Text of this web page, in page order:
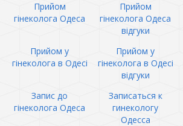
Прийом
гінеколога Одеса
Прийом
гінеколога Одеса
відгуки
Прийом у
гінеколога в Одесі
Прийом у
гінеколога в Одесі
відгуки
Запис до
гінеколога Одеса
Записаться к
гинекологу
Одесса